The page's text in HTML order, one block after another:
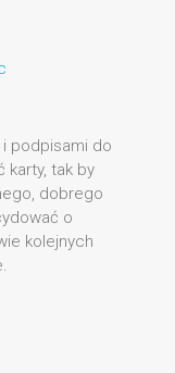
i podpisami do
karty, tak by
dobrego
o
kolejnych